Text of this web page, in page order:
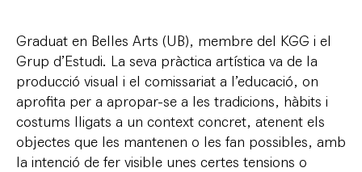
Graduat en Belles Arts (UB), membre del KGG i el
Grup d’Estudi. La seva pràctica artística va de la
producció visual i el comissariat a l’educació, on
aprofita per a apropar-se a les tradicions, hàbits i
costums lligats a un context concret, atenent els
objectes que les mantenen o les fan possibles, amb
la intenció de fer visible unes certes tensions o